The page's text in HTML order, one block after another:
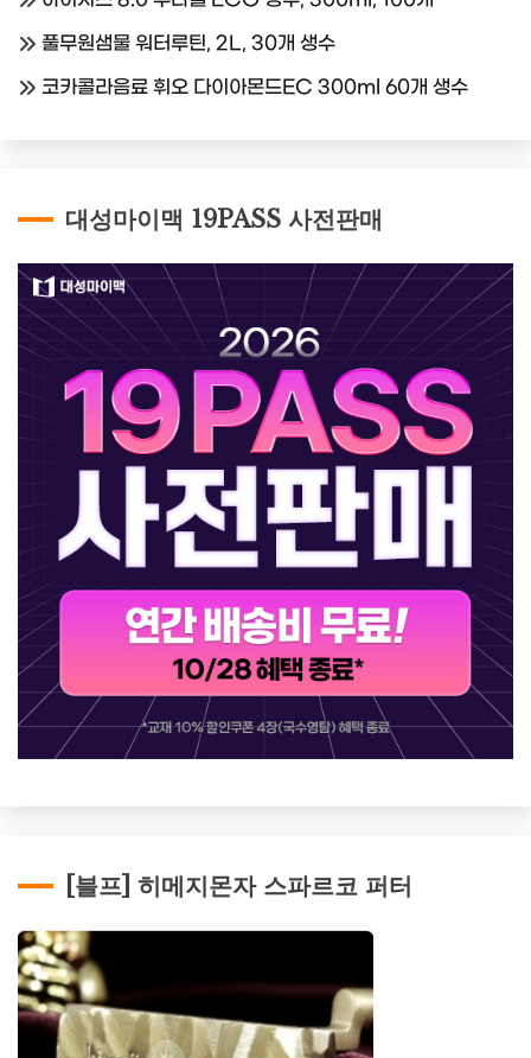
풀무원샘물 워터루틴, 2L, 30개 생수
코카콜라음료 휘오 다이아몬드EC 300ml 60개 생수
대성마이맥 19PASS 사전판매
[블프] 히메지몬자 스파르코 퍼터